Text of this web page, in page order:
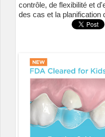
contrôle, de flexibilité et
des cas et la planification